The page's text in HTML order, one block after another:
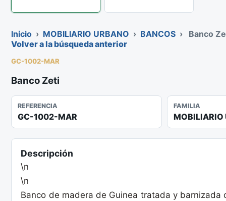
Inicio › MOBILIARIO URBANO › BANCOS ›
Banco
Volver a la búsqueda anterior
GC-1002-MAR
Banco Zeti
REFERENCIA
GC-1002-MAR
FAMILIA
MOBILIARIO
Descripción
\n
\n
Banco de madera de Guinea tratada y